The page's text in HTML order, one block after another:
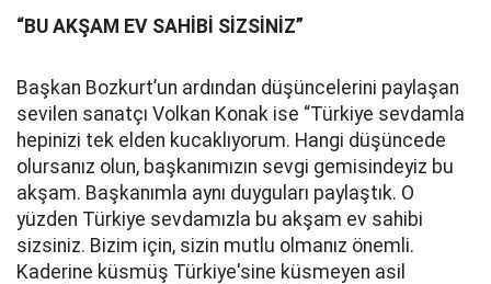
“BU AKŞAM EV SAHİBİ SİZSİNİZ”
Başkan Bozkurt’un ardından düşüncelerini paylaşan
sevilen sanatçı Volkan Konak ise “Türkiye sevdamla
hepinizi tek elden kucaklıyorum. Hangi düşüncede
olursanız olun, başkanımızın sevgi gemisindeyiz bu
akşam. Başkanımla aynı duyguları paylaştık. O
yüzden Türkiye sevdamızla bu akşam ev sahibi
sizsiniz. Bizim için, sizin mutlu olmanız önemli.
Kaderine küsmüş Türkiye'sine küsmeyen asil